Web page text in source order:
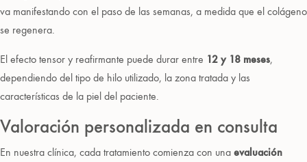
va manifestando con el paso de las semanas, a medida que el colágeno
se regenera.
El efecto tensor y reafirmante puede durar entre 12 y 18 meses,
dependiendo del tipo de hilo utilizado, la zona tratada y las
características de la piel del paciente.
Valoración personalizada en consulta
En nuestra clínica, cada tratamiento comienza con una evaluación